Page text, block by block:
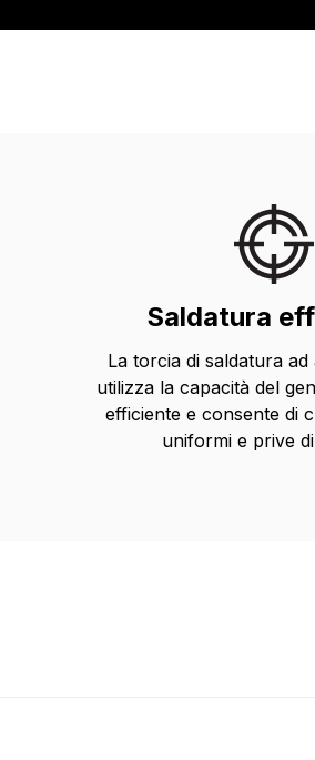
Saldatura
La torcia di saldatura
utilizza la capacità del
efficiente e consente di
uniformi e prive